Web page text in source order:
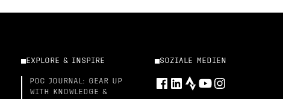
EXPLORE & INSPIRE
POC JOURNAL: GEAR UP
WITH KNOWLEDGE &
SOZIALE MEDIEN